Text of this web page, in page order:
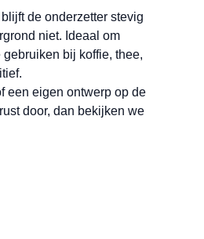
de onderzetter stevig
niet. Ideaal om
bij koffie, thee,
een eigen ontwerp op de
door, dan bekijken we